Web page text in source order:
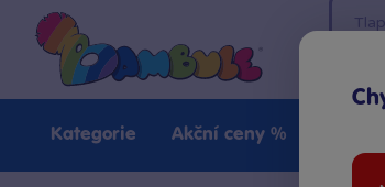
Kategorie Akční ceny %